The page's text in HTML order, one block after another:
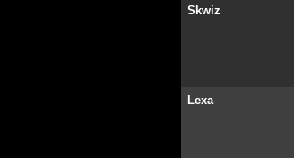
Skwiz
Lexa